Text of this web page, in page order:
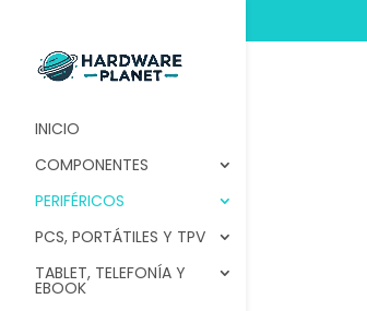
INICIO
COMPONENTES
PERIFÉRICOS
PCS, PORTÁTILES Y TPV
TABLET, TELEFONÍA Y
EBOOK